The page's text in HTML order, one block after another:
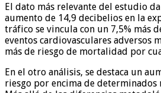
El dato más relevante del estudio
aumento de 14,9 decibelios en la
tráfico se vincula con un 7,5% más
eventos cardiovasculares adversos
más de riesgo de mortalidad por
En el otro análisis, se destaca un
riesgo por encima de determinados